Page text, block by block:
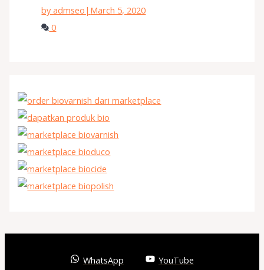
by admseo | March 5, 2020
0
WhatsApp YouTube